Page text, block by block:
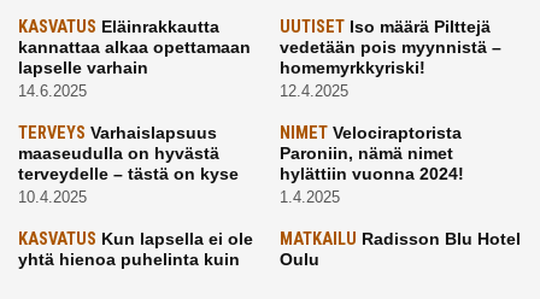
KASVATUS Eläinrakkautta
kannattaa alkaa opettamaan
lapselle varhain
14.6.2025
UUTISETIso määrä Pilttejä
vedetään pois myynnistä –
homemyrkkyriski!
12.4.2025
TERVEYS Varhaislapsuus
maaseudulla on hyvästä
terveydelle – tästä on kyse
10.4.2025
NIMETVelociraptorista
Paroniin, nämä nimet
hylättiin vuonna 2024!
1.4.2025
KASVATUS Kun lapsella ei ole
yhtä hienoa puhelinta kuin
MATKAILU Radisson Blu Hotel
Oulu